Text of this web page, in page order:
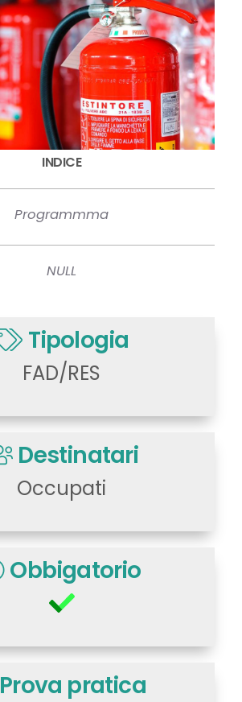
INDICE
Programmma
NULL
Tipologia
FAD/RES
Destinatari
Occupati
Obbigatorio
Prova pratica